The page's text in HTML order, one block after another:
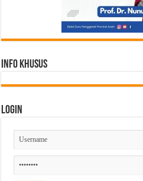
Info Khusus
Login